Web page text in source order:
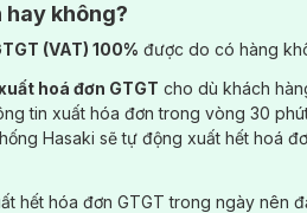
hay không?
(VAT) 100% được do có hàng
hoá đơn GTGT cho dù khách
tin xuất hóa đơn trong vòng 30
Hasaki sẽ tự động xuất hết hoá
hết hóa đơn GTGT trong ngày nên